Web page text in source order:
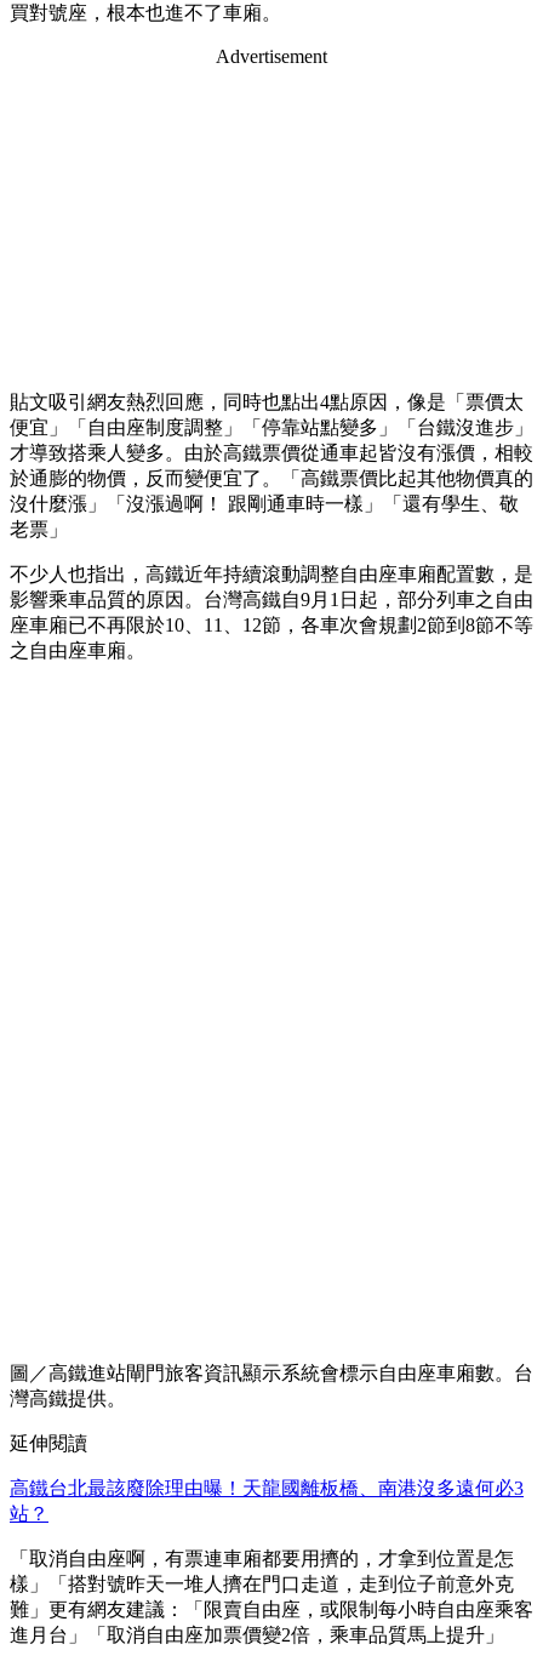
買對號座，根本也進不了車廂。
Advertisement
貼文吸引網友熱烈回應，同時也點出4點原因，像是「票價太
便宜」「自由座制度調整」「停靠站點變多」「台鐵沒進步」
才導致搭乘人變多。由於高鐵票價從通車起皆沒有漲價，相較
於通膨的物價，反而變便宜了。「高鐵票價比起其他物價真的
沒什麼漲」「沒漲過啊！ 跟剛通車時一樣」「還有學生、敬
老票」
不少人也指出，高鐵近年持續滾動調整自由座車廂配置數，是
影響乘車品質的原因。台灣高鐵自9月1日起，部分列車之自由
座車廂已不再限於10、11、12節，各車次會規劃2節到8節不等
之自由座車廂。
圖／高鐵進站閘門旅客資訊顯示系統會標示自由座車廂數。台
灣高鐵提供。
延伸閱讀
高鐵台北最該廢除理由曝！天龍國離板橋、南港沒多遠何必3
站？
「取消自由座啊，有票連車廂都要用擠的，才拿到位置是怎
樣」「搭對號昨天一堆人擠在門口走道，走到位子前意外克
難」更有網友建議：「限賣自由座，或限制每小時自由座乘客
進月台」「取消自由座加票價變2倍，乘車品質馬上提升」